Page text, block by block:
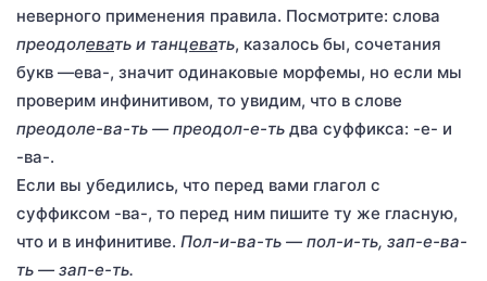
неверного применения правила. Посмотрите: слова
преодолевать и танцевать, казалось бы, сочетания
букв —ева-, значит одинаковые морфемы, но если мы
проверим инфинитивом, то увидим, что в слове
преодоле-ва-ть — преодол-е-ть два суффикса: -е- и
-ва-.
Если вы убедились, что перед вами глагол с
суффиксом -ва-, то перед ним пишите ту же гласную,
что и в инфинитиве. Пол-и-ва-ть — пол-и-ть, зап-е-ва-
ть — зап-е-ть.